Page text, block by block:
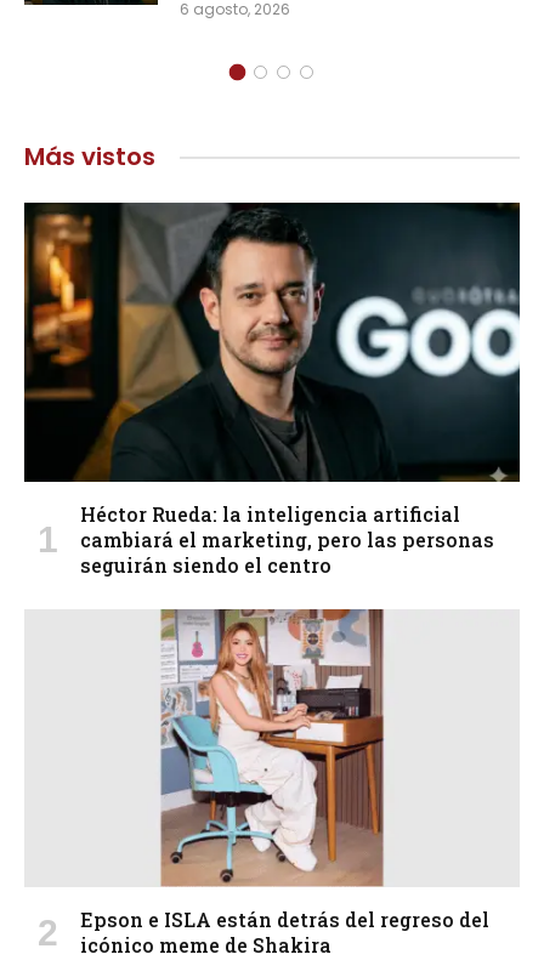
6 agosto, 2026
Más vistos
Héctor Rueda: la inteligencia artificial
cambiará el marketing, pero las personas
seguirán siendo el centro
Epson e ISLA están detrás del regreso del
icónico meme de Shakira